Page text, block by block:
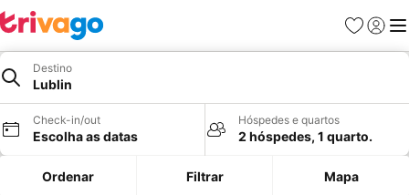
Favoritos
Iniciar
Destino
Lublin
Check-in/out
Escolha as datas
Hóspedes e quartos
2 hóspedes, 1 quarto.
Ordenar Filtrar Mapa